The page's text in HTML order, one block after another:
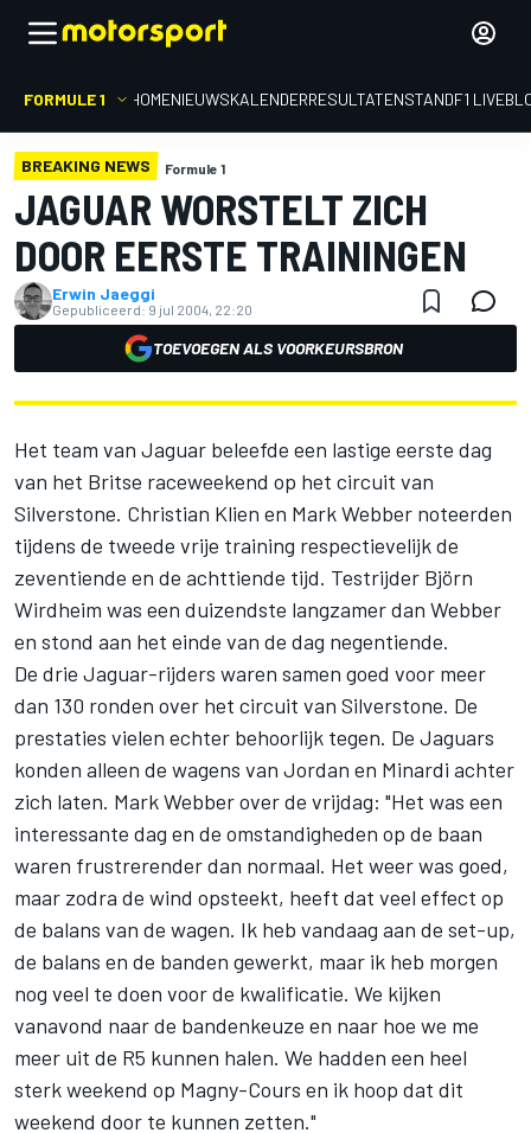
FORMULE 1 HOMENIEUWSKALENDERRESULTATENSTANDF1
BREAKING NEWS Formule 1
JAGUAR WORSTELT ZICH
DOOR EERSTE TRAININGEN
Erwin Jaeggi
Gepubliceerd: 9 jul 2004, 22:20
TOEVOEGEN ALS VOORKEURSBRON
Het team van Jaguar beleefde een lastige eerste dag
van het Britse raceweekend op het circuit van
Silverstone. Christian Klien en Mark Webber noteerden
tijdens de tweede vrije training respectievelijk de
zeventiende en de achttiende tijd. Testrijder Björn
Wirdheim was een duizendste langzamer dan Webber
en stond aan het einde van de dag negentiende.
De drie Jaguar-rijders waren samen goed voor meer
dan 130 ronden over het circuit van Silverstone. De
prestaties vielen echter behoorlijk tegen. De Jaguars
konden alleen de wagens van Jordan en Minardi achter
zich laten. Mark Webber over de vrijdag: "Het was een
interessante dag en de omstandigheden op de baan
waren frustrerender dan normaal. Het weer was goed,
maar zodra de wind opsteekt, heeft dat veel effect op
de balans van de wagen. Ik heb vandaag aan de set-up,
de balans en de banden gewerkt, maar ik heb morgen
nog veel te doen voor de kwalificatie. We kijken
vanavond naar de bandenkeuze en naar hoe we me
meer uit de R5 kunnen halen. We hadden een heel
sterk weekend op Magny-Cours en ik hoop dat dit
weekend door te kunnen zetten."